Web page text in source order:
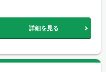
詳細を見る